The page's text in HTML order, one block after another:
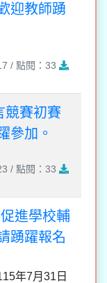
迎教師踴
/ 點閱：33
競賽初賽
參加。
/ 點閱：33
進學校輔
踴躍報名
年7月31日